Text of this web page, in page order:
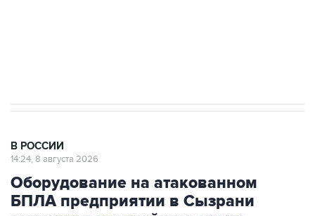
Оборудование на атакованном
БПЛА предприятии в Сызрани
запустят в кратчайшие сроки